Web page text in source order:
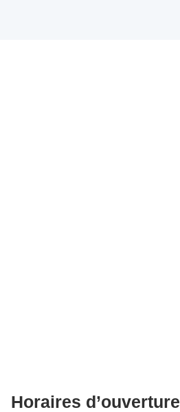
Horaires d’ouverture